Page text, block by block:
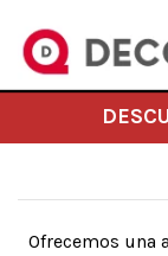
Ofrecemos una